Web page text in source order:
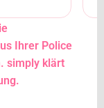
Ihrer Police
simply klärt